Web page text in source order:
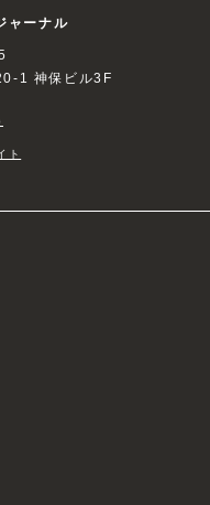
ャーナル
1 神保ビル3F
ト